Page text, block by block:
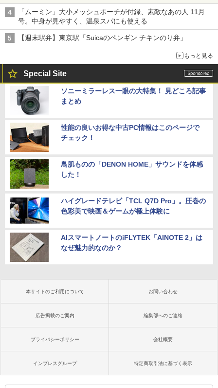
「ムーミン」大小メッシュポーチが付録、素敵なあの人 11月
号。中身が見やすく、温泉スパにも使える
【週末駅弁】東京駅「Suicaのペンギン チキンのり弁」
もっと見る
Special Site
ソニーミラーレス一眼の大特集！ 見どころ記事
まとめ
性能の良いお得な中古PC情報はこのページで
チェック！
鳥肌ものの「DENON HOME」サウンドを体感
した！
ハイグレードテレビ「TCL Q7D Pro」。圧巻の
色彩美で映画＆ゲームが極上体験に
AIスマートノートのiFLYTEK「AINOTE 2」は
なぜ魅力的なのか？
本サイトのご利用について お問い合わせ
広告掲載のご案内 編集部へのご連絡
プライバシーポリシー 会社概要
インプレスグループ 特定商取引法に基づく表示